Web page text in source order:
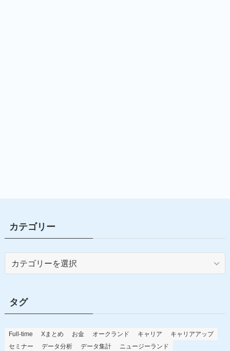
カテゴリー
ー
タグ
Full-time Xまとめ お金 オークランド キャリア
キャリアアップ
セミナー
データ分析 データ集計
ニュージーランド